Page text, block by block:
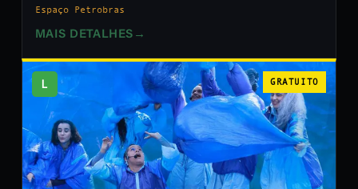
Espaço Petrobras
MAIS DETALHES →
L GRATUITO